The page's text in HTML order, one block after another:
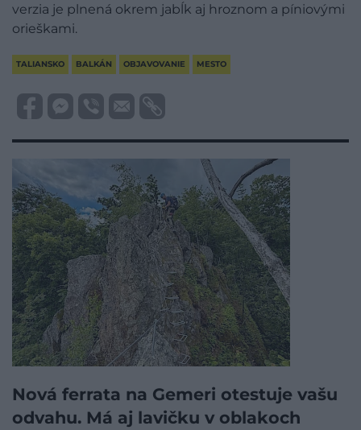
verzia je plnená okrem jabĺk aj hroznom a píniovými
orieškami.
TALIANSKO BALKÁN OBJAVOVANIE MESTO
Nová ferrata na Gemeri otestuje vašu
odvahu. Má aj lavičku v oblakoch